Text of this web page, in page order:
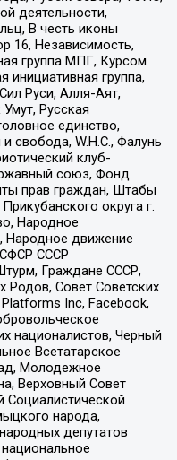
деятельности,
В честь иконы
16, Независимость,
группа МПГ, Курсом
инициативная группа,
Руси, Алля-Аят,
Русская
единство,
свобода, W.H.С., Фалунь
клуб-
союз, Фонд
прав граждан, Штабы
округа г.
Народное
Народное движение
СССР
Граждане СССР,
Родов, Совет Советских
Inc, Facebook,
националистов, Черный
Всетатарское
Молодежное
Верховный Совет
Социалистической
народа,
депутатов